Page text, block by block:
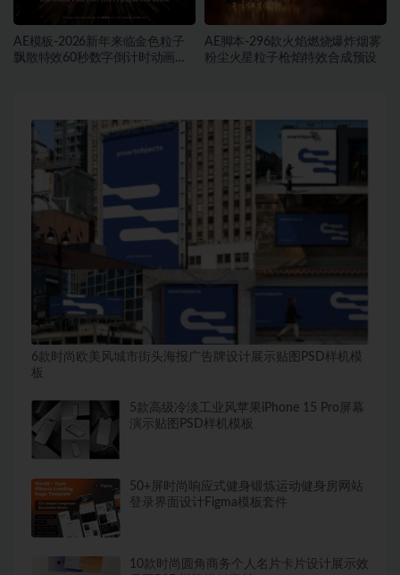
AE模板-2026新年来临金色粒子
飘散特效60秒数字倒计时动画片
AE脚本-296款火焰燃烧爆炸烟雾
粉尘火星粒子枪焰特效合成预设
6款时尚欧美风城市街头海报广告牌设计展示贴图PSD样机模
板
5款高级冷淡工业风苹果iPhone 15 Pro屏幕
演示贴图PSD样机模板
50+屏时尚响应式健身锻炼运动健身房网站
登录界面设计Figma模板套件
10款时尚圆角商务个人名片卡片设计展示效